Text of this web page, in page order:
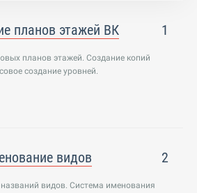
планов этажей ВК 1
планов этажей. Создание копий
создание уровней.
видов 2
видов. Система именования